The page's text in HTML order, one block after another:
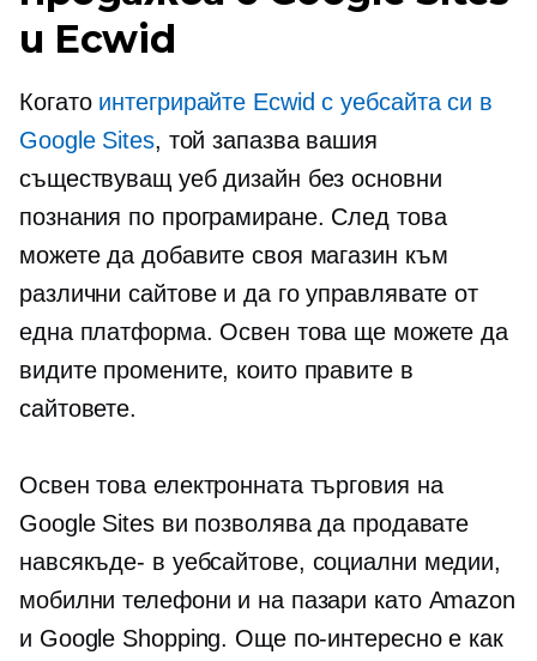
и Ecwid
Когато интегрирайте Ecwid с уебсайта си в
Google Sites, той запазва вашия
съществуващ уеб дизайн без основни
познания по програмиране. След това
можете да добавите своя магазин към
различни сайтове и да го управлявате от
една платформа. Освен това ще можете да
видите промените, които правите в
сайтовете.
Освен това електронната търговия на
Google Sites ви позволява да продавате
навсякъде- в уебсайтове, социални медии,
мобилни телефони и на пазари като Amazon
и Google Shopping. Още по-интересно е как